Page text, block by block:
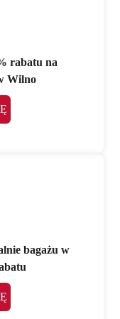
rabatu na
Wilno
bagażu w